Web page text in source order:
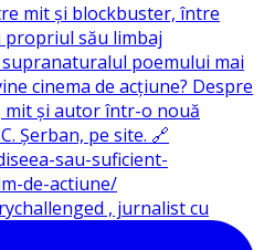
, jurnalist cu